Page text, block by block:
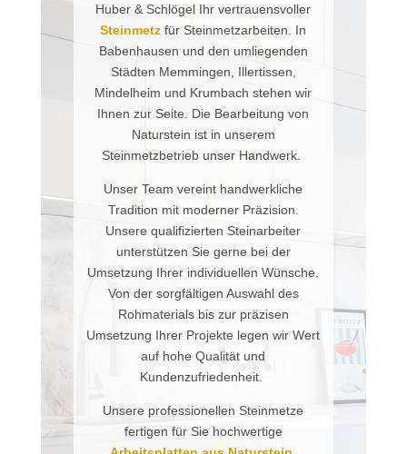
Huber & Schlögel Ihr vertrauensvoller
Steinmetz für Steinmetzarbeiten. In
Babenhausen und den umliegenden
Städten Memmingen, Illertissen,
Mindelheim und Krumbach stehen wir
Ihnen zur Seite. Die Bearbeitung von
Naturstein ist in unserem
Steinmetzbetrieb unser Handwerk.
Unser Team vereint handwerkliche
Tradition mit moderner Präzision.
Unsere qualifizierten Steinarbeiter
unterstützen Sie gerne bei der
Umsetzung Ihrer individuellen Wünsche.
Von der sorgfältigen Auswahl des
Rohmaterials bis zur präzisen
Umsetzung Ihrer Projekte legen wir Wert
auf hohe Qualität und
Kundenzufriedenheit.
Unsere professionellen Steinmetze
fertigen für Sie hochwertige